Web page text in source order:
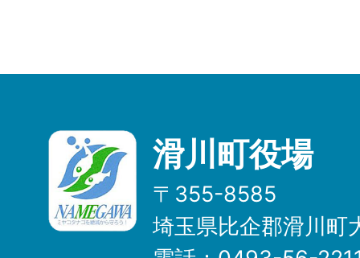
滑川町役場
〒355-8585
埼玉県比企郡滑川町